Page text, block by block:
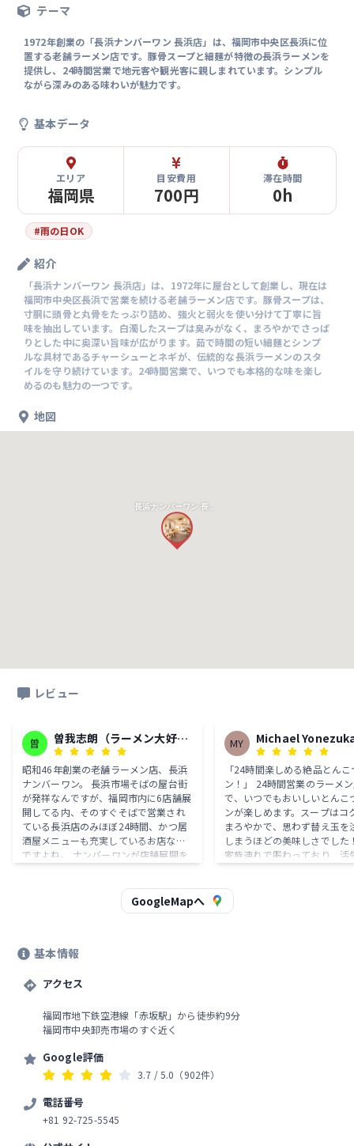
テーマ
1972年創業の「長浜ナンバーワン 長浜店」は、福岡市中央区長浜に位
置する老舗ラーメン店です。豚骨スープと細麺が特徴の長浜ラーメンを
提供し、24時間営業で地元客や観光客に親しまれています。シンプル
ながら深みのある味わいが魅力です。
基本データ
エリア
福岡県
目安費用
700円
滞在時間
0h
#雨の日OK
紹介
「長浜ナンバーワン 長浜店」は、1972年に屋台として創業し、現在は
福岡市中央区長浜で営業を続ける老舗ラーメン店です。豚骨スープは、
寸胴に頭骨と丸骨をたっぷり詰め、強火と弱火を使い分けて丁寧に旨
味を抽出しています。白濁したスープは臭みがなく、まろやかでさっぱ
りとした中に奥深い旨味が広がります。茹で時間の短い細麺とシンプ
ルな具材であるチャーシューとネギが、伝統的な長浜ラーメンのスタ
イルを守り続けています。24時間営業で、いつでも本格的な味を楽し
めるのも魅力の一つです。
地図
長浜ナンバーワン 長浜店
レビュー
曽
曽我志朗（ラーメン大好き
ガーソーさん）
昭和46年創業の老舗ラーメン店、長浜
ナンバーワン。 長浜市場そばの屋台街
が発祥なんですが、福岡市内に6店舗展
開してる内、そのすぐそばで営業され
ている長浜店のみほぼ24時間、かつ居
酒屋メニューも充実しているお店なん
ですよね。 ナンバーワンが店舗展開を
るんですが、他のナンバーワンと違っ
て24時間営業でメニューも豊富っての
合施設に車を停めて(後で買い物すると
点渡って角にあるお店の前に。 満席だ
ウンター席とテーブル席があり20席く
らいありそう。 入口手前のテーブル席
ちなみに訪問時年末年始期間だった
為、年末年始特別メニューということ
で牛タンステーキなど時間かかりそう
なメニューは外されてました。 まずは
おでん4点(大根、厚揚げ、玉子、糸こ
んにゃく)、出汁が効いてて美味い(^-^)
牛すじ煮込みも牛すじが柔らかくてト
MY Michael
「24時間楽しめる絶品とん
ン！」 24時間営業のラーメ
で、いつでもおいしいとんこ
ンが楽しめます。スープはコ
まろやかで、思わず替え玉を
しまうほどの美味しさでした
家族連れで賑わっており、活
なります。夜遅くでも早朝で
と立ち寄れる便利さも嬉しい
GoogleMapへ
基本情報
アクセス
福岡市地下鉄空港線「赤坂駅」から徒歩約9分
福岡市中央卸売市場のすぐ近く
Google評価
3.7 / 5.0 （902件）
電話番号
+81 92-725-5545